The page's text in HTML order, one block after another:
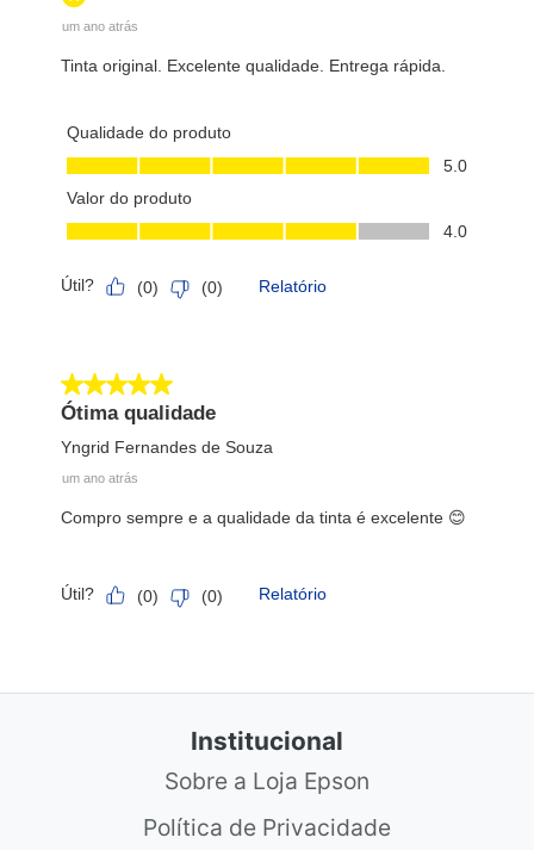
Institucional
Sobre a Loja Epson
Política de Privacidade